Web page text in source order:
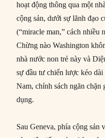
hoạt động thông qua một
cộng sản, dưới sự lãnh đạo
(“miracle man,” cách
Chừng nào Washington
nhà nước non trẻ này và
sự đầu tư chiến lược kéo
Nam, chính sách ngăn
dụng.
Sau Geneva, phía cộng sản